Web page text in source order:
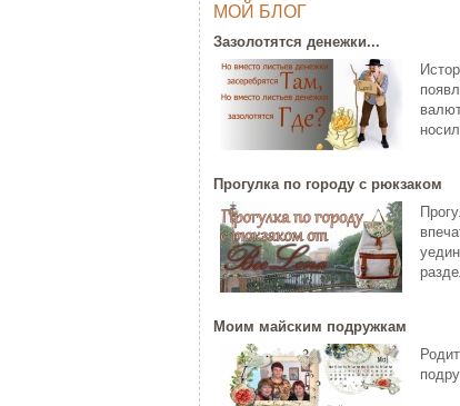
Тай Уилсон (Ty Wilson, 1959 г.р.)
современный американский
художник-график...
ЧИТАТЬ ДАЛЕЕ
C НОВЫМ ГОДОМ ПЕТУХА - 20…
Думаете, что праздники новогодние
закончились? Ан нет! 28 января
наступает Но...
МОЙ БЛОГ
Зазолотятся денежки...
Прогулка по городу с рюкзаком
Моим майским подружкам